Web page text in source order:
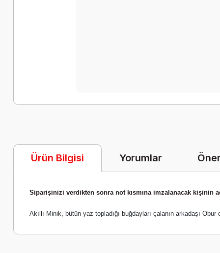
Ürün Bilgisi Yorumlar
Siparişinizi verdikten sonra not kısmına imzalanacak kişinin
Akıllı Minik, bütün yaz topladığı buğdayları çalanın arkadaşı